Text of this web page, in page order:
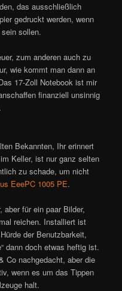
das ausschließlich
gedruckt werden, wenn
sollen.
zum anderen auch zu
wie kommt man dann an
17-Zoll Notebook ist mir
finanziell unsinnig
Bekannten, Ihr erinnert
Keller, ist nur ganz selten
zu schade, um nicht
EeePC 1005 PE.
für ein paar Bilder,
reichen. Installiert ist
der Benutzbarkeit,
dann doch etwas heftig ist.
Co nachgedacht, aber die
wenn es um das Tippen
halt.